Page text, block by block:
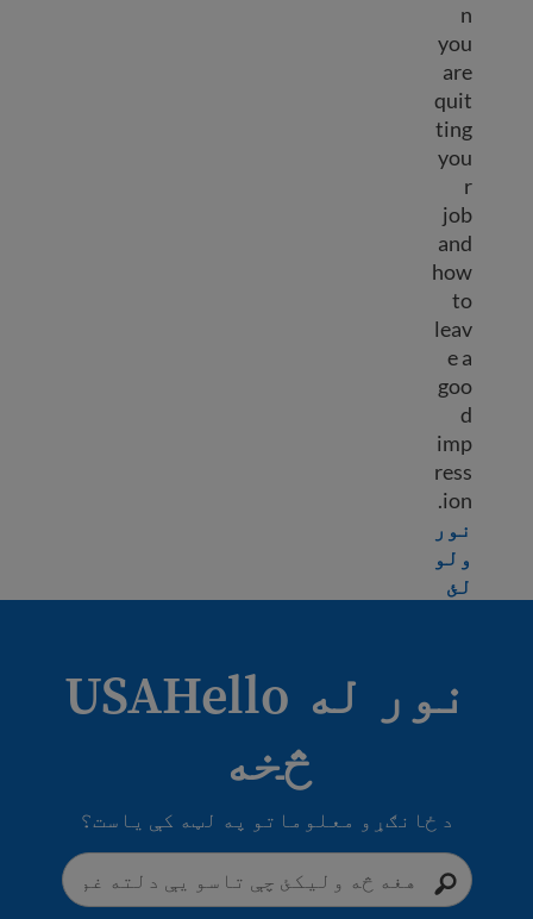
n
you
are
quit
ting
you
r
job
and
how
to
leav
e a
goo
d
imp
ress
ion.
نور
ولو
لئLearn more about Quitting your job
نور له USAHello
څخه
د ځانګړو معلوماتو په لټه کې یاست؟